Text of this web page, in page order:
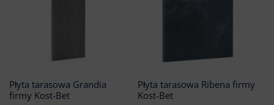
Płyta tarasowa Grandia
firmy Kost-Bet
Płyta tarasowa Ribena firmy
Kost-Bet